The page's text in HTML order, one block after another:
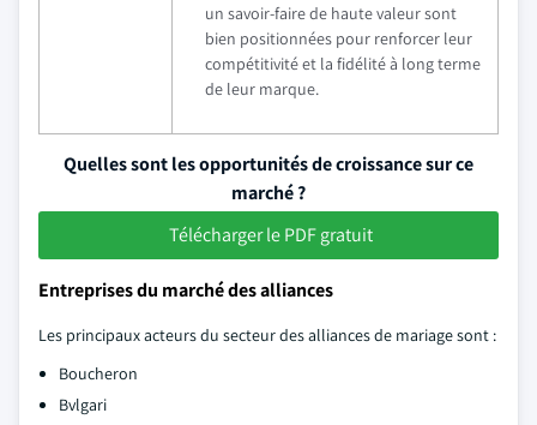
un savoir-faire de haute valeur sont
bien positionnées pour renforcer leur
compétitivité et la fidélité à long terme
de leur marque.
Quelles sont les opportunités de croissance sur ce
marché ?
Télécharger le PDF gratuit
Entreprises du marché des alliances
Les principaux acteurs du secteur des alliances de mariage sont :
Boucheron
Bvlgari